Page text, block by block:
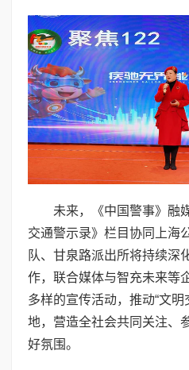
未来，《中国警事》融
交通警示录》栏目协同上海
队、甘泉路派出所将持续深
作，联合媒体与智充未来等
多样的宣传活动，推动“文明
地，营造全社会共同关注、
好氛围。